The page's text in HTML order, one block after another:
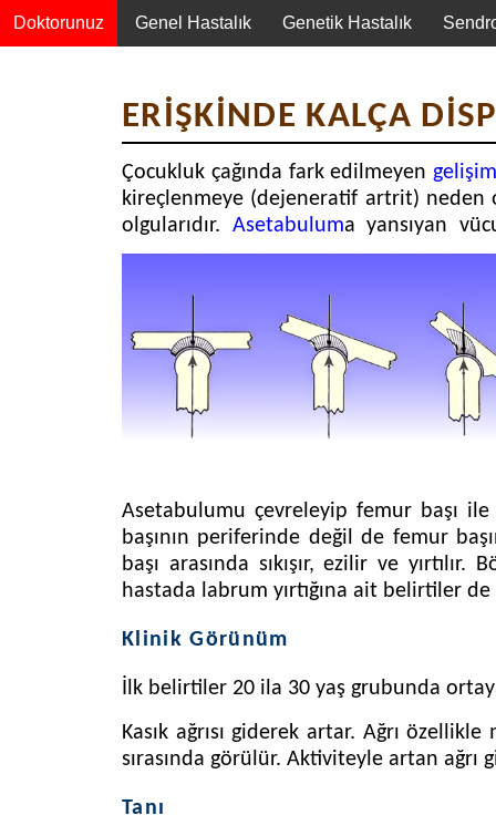
Komplikasyonlar
ERİŞKİNDE KALÇA
Çocukluk çağında fark edilmeyen
kireçlenmeye (dejeneratif artrit)
olgularıdır. Asetabuluma yansıyan
Asetabulumu çevreleyip femur başı
başının periferinde değil de femur
başı arasında sıkışır, ezilir ve
hastada labrum yırtığına ait belirtiler de
Klinik Görünüm
İlk belirtiler 20 ila 30 yaş grubunda
Kasık ağrısı giderek artar. Ağrı
sırasında görülür. Aktiviteyle artan
Tanı
Doktorunuz Genel Hastalık Genetik Hastalık